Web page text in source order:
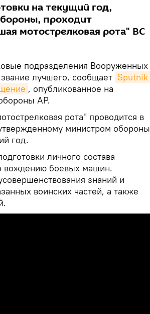
на текущий год,
проходит
мотострелковая рота" ВС
подразделения Вооруженных
лучшего, сообщает Sputnik
, опубликованное на
АР.
рота" проводится в
министром обороны
год.
личного состава
вождению боевых машин.
знаний и
воинских частей, а также